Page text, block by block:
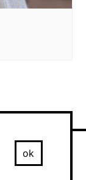
Instagram
LinkedIn
ok